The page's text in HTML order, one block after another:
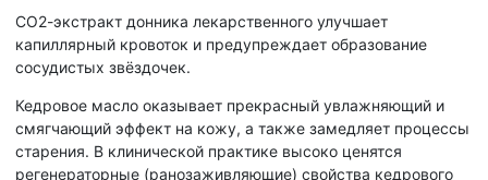
СО2-экстракт донника лекарственного улучшает
капиллярный кровоток и предупреждает образование
сосудистых звёздочек.
Кедровое масло оказывает прекрасный увлажняющий и
смягчающий эффект на кожу, а также замедляет процессы
старения. В клинической практике высоко ценятся
регенераторные (ранозаживляющие) свойства кедрового